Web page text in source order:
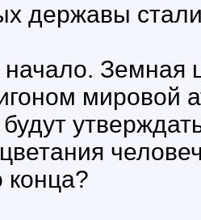
державы
начало.
мировой
конца?